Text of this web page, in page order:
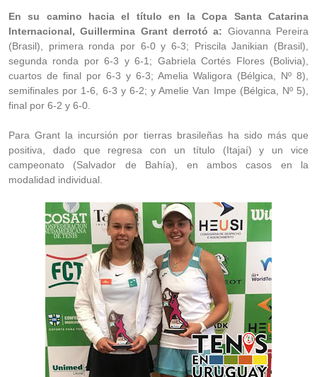
En su camino hacia el título en la Copa Santa Catarina
Internacional, Guillermina Grant derrotó a: Giovanna Pereira
(Brasil), primera ronda por 6-0 y 6-3; Priscila Janikian (Brasil),
segunda ronda por 6-3 y 6-1; Gabriela Cortés Flores (Bolivia),
cuartos de final por 6-3 y 6-3; Amelia Waligora (Bélgica, Nº 8),
semifinales por 1-6, 6-3 y 6-2; y Amelie Van Impe (Bélgica, Nº 5),
final por 6-2 y 6-0.
Para Grant la incursión por tierras brasileñas ha sido más que
positiva, dado que regresa con un título (Itajaí) y un vice
campeonato (Salvador de Bahía), en ambos casos en la
modalidad individual.